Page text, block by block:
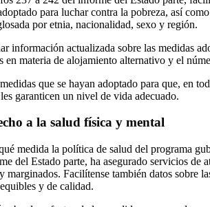
para luchar contra la pobreza, así
por etnia, nacionalidad, sexo y región.
información actualizada sobre las medidas
en materia de alojamiento alternativo y el
que se hayan adoptado para que, en
garanticen un nivel de vida adecuado.
a la salud física y mental
medida la política de salud del programa
del Estado parte, ha asegurado servicios de
marginados. Facilítense también datos sobre
y de calidad.